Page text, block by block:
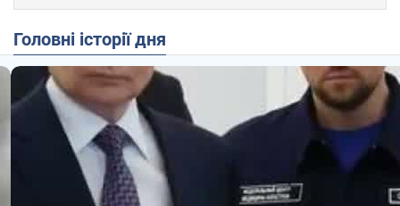
Головні історії дня